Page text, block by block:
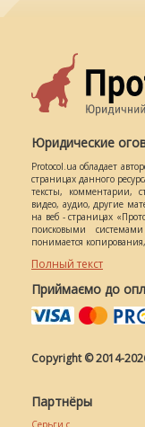
Юридические
Protocol.ua обладает
страницах данного
тексты, комментарии,
видео, аудио, другие
на веб - страницах
поисковыми
понимается
Полный текст
Приймаємо до
Copyright © 2014-
Партнёры
Серьги с